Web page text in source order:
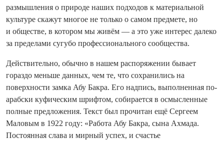
размышления о природе наших подходов к материальной
культуре скажут многое не только о самом предмете, но
и обществе, в котором мы живём — а это уже интерес далеко
за пределами сугубо профессионального сообщества.
Действительно, обычно в нашем распоряжении бывает
гораздо меньше данных, чем те, что сохранились на
поверхности замка Абу Бакра. Его надпись, выполненная по-
арабски куфическим шрифтом, собирается в осмысленные
полные предложения. Текст был прочитан ещё Сергеем
Маловым в 1922 году: «Работа Абу Бакра, сына Ахмада.
Постоянная слава и мирный успех, и счастье